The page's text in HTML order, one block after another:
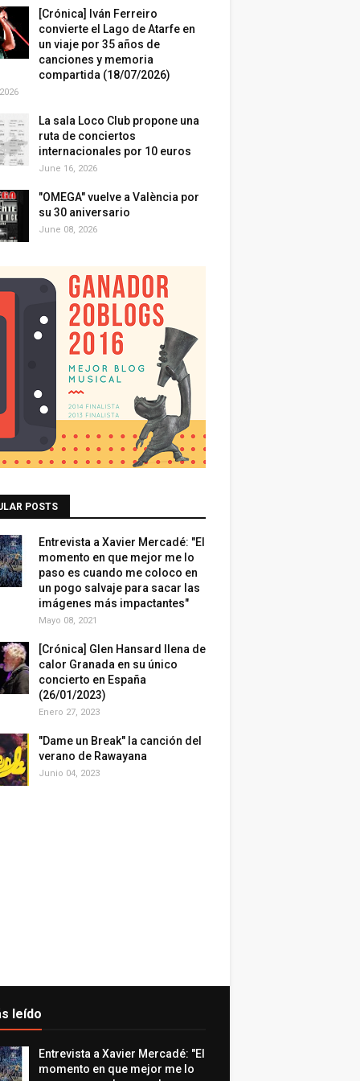
[Crónica] Iván Ferreiro
convierte el Lago de Atarfe en
un viaje por 35 años de
canciones y memoria
compartida (18/07/2026)
La sala Loco Club propone una
ruta de conciertos
internacionales por 10 euros
June 16, 2026
"OMEGA" vuelve a València por
su 30 aniversario
June 08, 2026
POSTS
Entrevista a Xavier Mercadé: "El
momento en que mejor me lo
paso es cuando me coloco en
un pogo salvaje para sacar las
imágenes más impactantes"
Mayo 08, 2021
[Crónica] Glen Hansard llena de
calor Granada en su único
concierto en España
(26/01/2023)
Enero 27, 2023
"Dame un Break" la canción del
verano de Rawayana
Junio 04, 2023
leído
Entrevista a Xavier Mercadé: "El
momento en que mejor me lo